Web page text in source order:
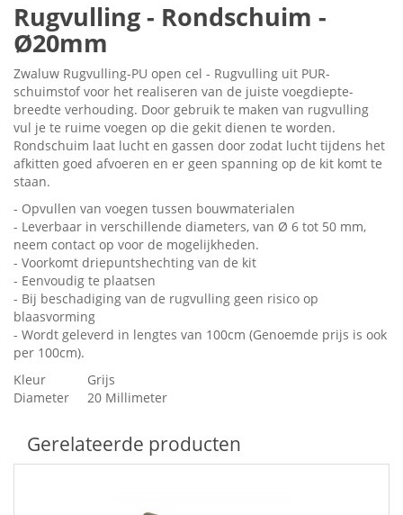
Rugvulling - Rondschuim -
Ø20mm
Zwaluw Rugvulling-PU open cel - Rugvulling uit PUR-
schuimstof voor het realiseren van de juiste voegdiepte-
breedte verhouding. Door gebruik te maken van rugvulling
vul je te ruime voegen op die gekit dienen te worden.
Rondschuim laat lucht en gassen door zodat lucht tijdens het
afkitten goed afvoeren en er geen spanning op de kit komt te
staan.
- Opvullen van voegen tussen bouwmaterialen
- Leverbaar in verschillende diameters, van Ø 6 tot 50 mm,
neem contact op voor de mogelijkheden.
- Voorkomt driepuntshechting van de kit
- Eenvoudig te plaatsen
- Bij beschadiging van de rugvulling geen risico op
blaasvorming
- Wordt geleverd in lengtes van 100cm (Genoemde prijs is ook
per 100cm).
Kleur
Grijs
Diameter
20 Millimeter
Gerelateerde producten